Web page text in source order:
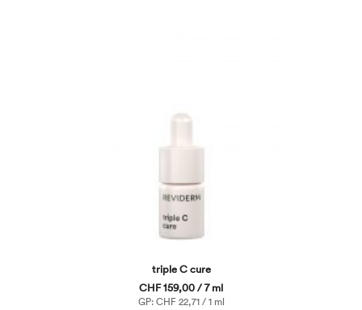
triple C cure
CHF 159,00 / 7 ml
GP: CHF 22,71 / 1 ml